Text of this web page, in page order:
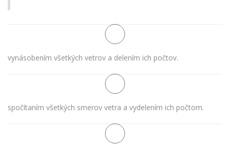
vynásobením všetkých vetrov a delením ich počtov.
spočítaním všetkých smerov vetra a vydelením ich počtom.